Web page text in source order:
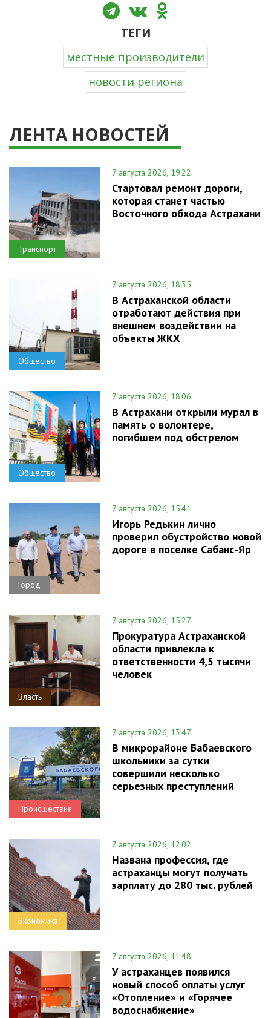
ТЕГИ
местные производители
новости региона
ЛЕНТА НОВОСТЕЙ
Транспорт
7 августа 2026, 19:22
Стартовал ремонт дороги,
которая станет частью
Восточного обхода Астрахани
Общество
7 августа 2026, 18:35
В Астраханской области
отработают действия при
внешнем воздействии на
объекты ЖКХ
Общество
7 августа 2026, 18:06
В Астрахани открыли мурал в
память о волонтере,
погибшем под обстрелом
Город
7 августа 2026, 15:41
Игорь Редькин лично
проверил обустройство новой
дороге в поселке Сабанс-Яр
Власть
7 августа 2026, 15:27
Прокуратура Астраханской
области привлекла к
ответственности 4,5 тысячи
человек
Происшествия
7 августа 2026, 13:47
В микрорайоне Бабаевского
школьники за сутки
совершили несколько
серьезных преступлений
Экономика
7 августа 2026, 12:02
Названа профессия, где
астраханцы могут получать
зарплату до 280 тыс. рублей
7 августа 2026, 11:48
У астраханцев появился
новый способ оплаты услуг
«Отопление» и «Горячее
водоснабжение»